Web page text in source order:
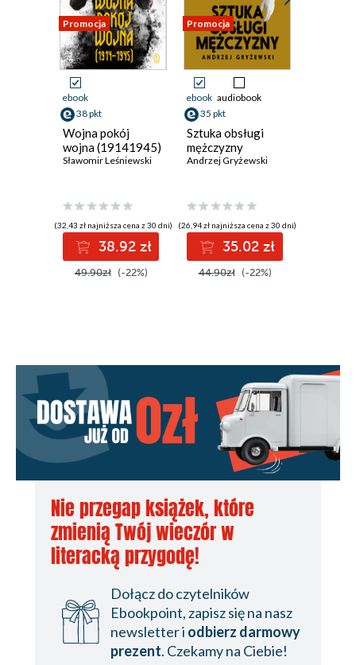
Promocja
ebook
38 pkt
Wojna pokój
wojna (19141945)
Sławomir Leśniewski
(32,43 zł najniższa cena z 30 dni)
38.92 zł
49.90zł (-22%)
Promocja
ebook audiobook
35 pkt
Sztuka obsługi
mężczyzny
Andrzej Gryżewski
(26,94 zł najniższa cena z 30 dni)
35.02 zł
44.90zł (-22%)
Nie przegap książek, które
zmienią Twój wieczór w
literacką przygodę!
Dołącz do czytelników
Ebookpoint, zapisz się na nasz
newsletter i odbierz darmowy
prezent. Czekamy na Ciebie!